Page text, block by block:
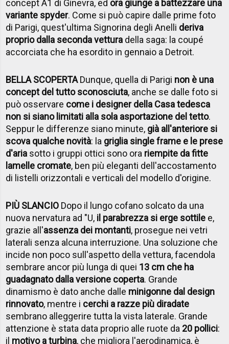
concept A1 di Ginevra, ed ora giunge a battezzare una
variante spyder. Come si può capire dalle prime foto
di Parigi, quest'ultima Signorina degli Anelli deriva
proprio dalla seconda vettura della saga: la coupé
accorciata che ha esordito in gennaio a Detroit.
BELLA SCOPERTADunque, quella di Parigi non è una
concept del tutto sconosciuta, anche se dalle foto si
può osservare come i designer della Casa tedesca
non si siano limitati alla sola asportazione del tetto.
Seppur le differenze siano minute, già all'anteriore si
scova qualche novità: la griglia single frame e le prese
d'aria sotto i gruppi ottici sono ora riempite da fitte
lamelle cromate, ben più eleganti dell'accostamento
di listelli orizzontali e verticali del modello d'origine.
PIÙ SLANCIO Dopo il lungo cofano solcato da una
nuova nervatura ad "U, il parabrezza si erge sottile e,
grazie all'assenza dei montanti, prosegue nei vetri
laterali senza alcuna interruzione. Una soluzione che
incide non poco sull'aspetto della vettura, facendola
sembrare ancor più lunga di quei 13 cm che ha
guadagnato dalla versione coperta. Grande
dinamismo è dato anche dalle minigonne dal design
rinnovato, mentre i cerchi a razze più diradate
sembrano alleggerire tutta la vista laterale. Grande
attenzione è stata data proprio alle ruote da 20 pollici:
il motivo a turbina, che migliora l'aerodinamica, è